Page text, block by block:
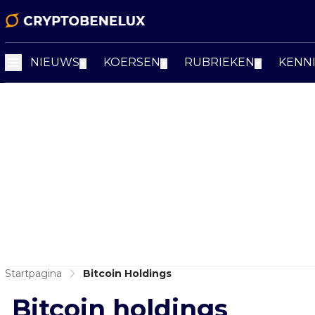
NIEUWS KOERSEN RUBRIEKEN
Startpagina Bitcoin Holdings
Bitcoin holdings